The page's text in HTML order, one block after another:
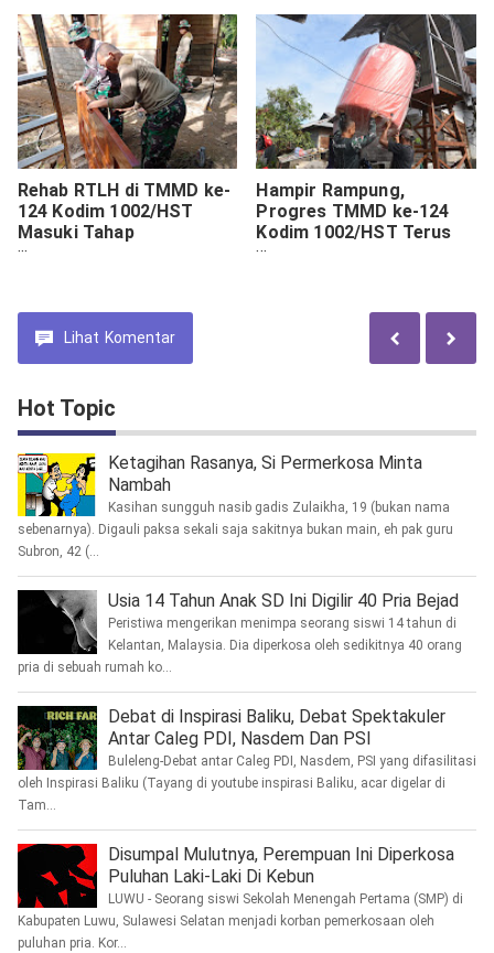
Luar
Rehab RTLH di TMMD ke-
124 Kodim 1002/HST
Masuki Tahap
Pemasangan Pintu
Hampir Rampung,
Progres TMMD ke-124
Kodim 1002/HST Terus
Dikebut Jelang
Lihat Komentar
Hot Topic
Ketagihan Rasanya, Si Permerkosa Minta
Nambah
Kasihan sungguh nasib gadis Zulaikha, 19 (bukan nama
sebenarnya). Digauli paksa sekali saja sakitnya bukan main, eh pak guru
Subron, 42 (...
Usia 14 Tahun Anak SD Ini Digilir 40 Pria Bejad
Peristiwa mengerikan menimpa seorang siswi 14 tahun di
Kelantan, Malaysia. Dia diperkosa oleh sedikitnya 40 orang
pria di sebuah rumah ko...
Debat di Inspirasi Baliku, Debat Spektakuler
Antar Caleg PDI, Nasdem Dan PSI
Buleleng-Debat antar Caleg PDI, Nasdem, PSI yang difasilitasi
oleh Inspirasi Baliku (Tayang di youtube inspirasi Baliku, acar digelar di
Tam...
Disumpal Mulutnya, Perempuan Ini Diperkosa
Puluhan Laki-Laki Di Kebun
LUWU - Seorang siswi Sekolah Menengah Pertama (SMP) di
Kabupaten Luwu, Sulawesi Selatan menjadi korban pemerkosaan oleh
puluhan pria. Kor...